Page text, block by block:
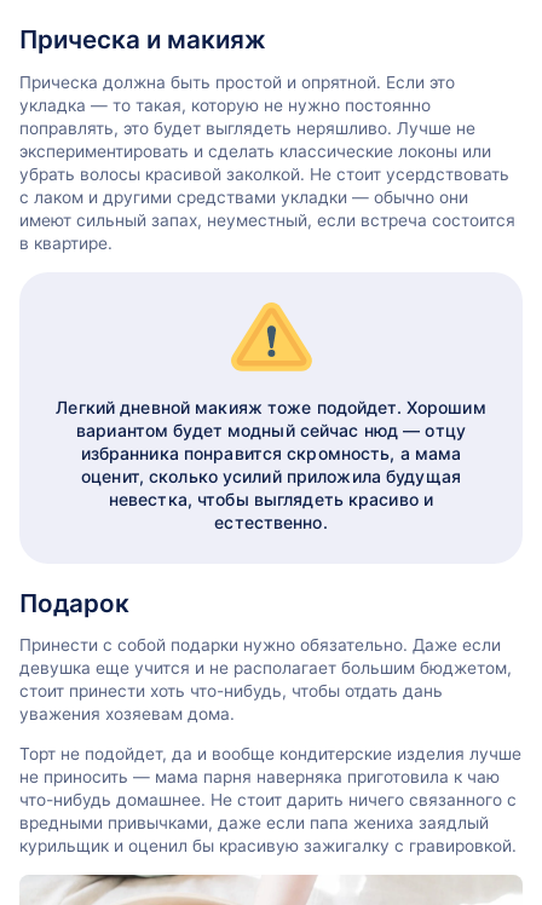
Прическа и макияж
Прическа должна быть простой и опрятной. Если это
укладка — то такая, которую не нужно постоянно
поправлять, это будет выглядеть неряшливо. Лучше не
экспериментировать и сделать классические локоны или
убрать волосы красивой заколкой. Не стоит усердствовать
с лаком и другими средствами укладки — обычно они
имеют сильный запах, неуместный, если встреча состоится
в квартире.
Легкий дневной макияж тоже подойдет. Хорошим
вариантом будет модный сейчас нюд — отцу
избранника понравится скромность, а мама
оценит, сколько усилий приложила будущая
невестка, чтобы выглядеть красиво и
естественно.
Подарок
Принести с собой подарки нужно обязательно. Даже если
девушка еще учится и не располагает большим бюджетом,
стоит принести хоть что-нибудь, чтобы отдать дань
уважения хозяевам дома.
Торт не подойдет, да и вообще кондитерские изделия лучше
не приносить — мама парня наверняка приготовила к чаю
что-нибудь домашнее. Не стоит дарить ничего связанного с
вредными привычками, даже если папа жениха заядлый
курильщик и оценил бы красивую зажигалку с гравировкой.